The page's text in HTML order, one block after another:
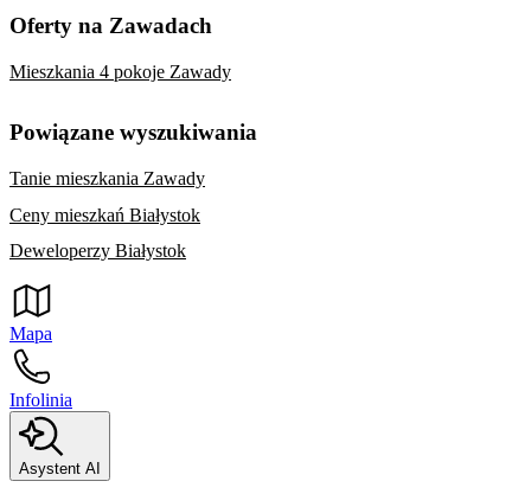
Oferty na Zawadach
Mieszkania 4 pokoje Zawady
Powiązane wyszukiwania
Tanie mieszkania Zawady
Ceny mieszkań Białystok
Deweloperzy Białystok
Mapa
Infolinia
Asystent AI